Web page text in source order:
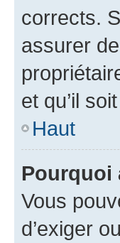
corrects.
assurer
et qu’il
Haut
Pourquoi
Vous
d’exiger